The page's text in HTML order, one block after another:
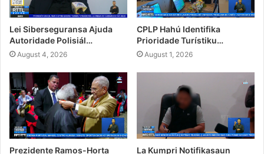
Lei Siberseguransa Ajuda
Autoridade Polisiál…
August 4, 2026
CPLP Hahú Identifika
Prioridade Turístiku…
August 1, 2026
Prezidente Ramos-Horta
La Kumpri Notifikasaun